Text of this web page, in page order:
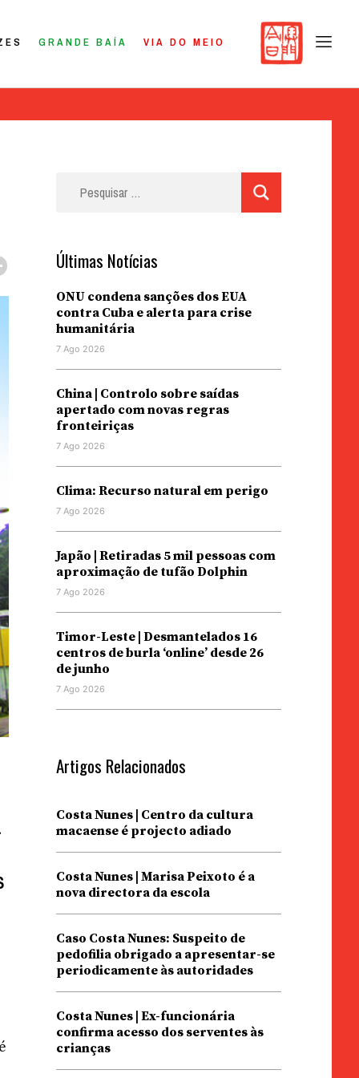
GRANDE BAÍA VIA DO MEIO
Últimas Notícias
ONU condena sanções dos EUA
contra Cuba e alerta para crise
humanitária
7 Ago 2026
China | Controlo sobre saídas
apertado com novas regras
fronteiriças
7 Ago 2026
Clima: Recurso natural em perigo
7 Ago 2026
Japão | Retiradas 5 mil pessoas com
aproximação de tufão Dolphin
7 Ago 2026
Timor-Leste | Desmantelados 16
centros de burla ‘online’ desde 26
de junho
7 Ago 2026
Artigos Relacionados
Costa Nunes | Centro da cultura
macaense é projecto adiado
Costa Nunes | Marisa Peixoto é a
nova directora da escola
Caso Costa Nunes: Suspeito de
pedofilia obrigado a apresentar-se
periodicamente às autoridades
Costa Nunes | Ex-funcionária
confirma acesso dos serventes às
crianças